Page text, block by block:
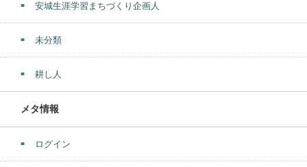
安城生涯学習まちづくり企画人
未分類
耕し人
メタ情報
ログイン